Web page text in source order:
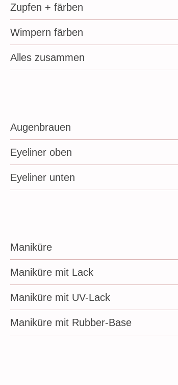
Zupfen + färben
Wimpern färben
Alles zusammen
Augenbrauen
Eyeliner oben
Eyeliner unten
Maniküre
Maniküre mit Lack
Maniküre mit UV-Lack
Maniküre mit Rubber-Base